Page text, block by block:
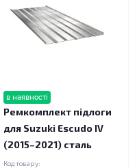
в наявності
Ремкомплект підлоги
для Suzuki Escudo IV
(2015–2021) сталь
Код товару: